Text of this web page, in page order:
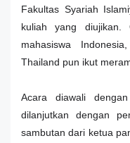
Fakultas Syariah
kuliah yang
mahasiswa
Thailand pun ikut
Acara diawali
dilanjutkan dengan
sambutan dari ketua